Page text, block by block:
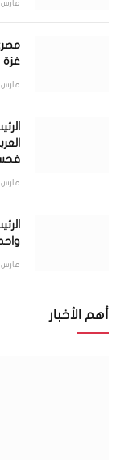
مارس 5, 2024
غزة
مارس 1, 2024
مارس 1, 2024
مارس 5, 2024
أهم الأخبار